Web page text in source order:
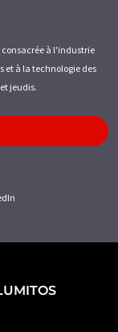
à l'industrie
à la technologie des
jeudis.